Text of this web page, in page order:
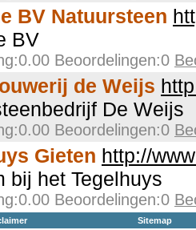
BV Natuursteen
BV
Beoordelingen:0
de Weijs
De Weijs
Beoordelingen:0
Gieten http://
bij het Tegelhuys
Beoordelingen:0
Sitemap